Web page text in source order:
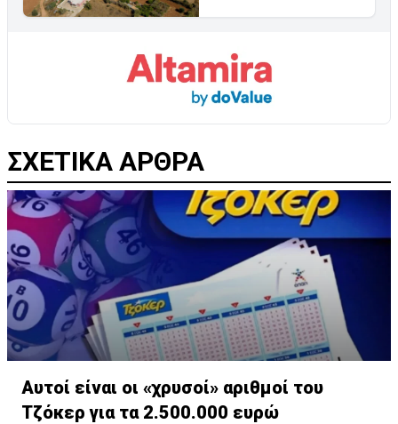
ΣΧΕΤΙΚΑ ΑΡΘΡΑ
Αυτοί είναι οι «χρυσοί» αριθμοί του
Τζόκερ για τα 2.500.000 ευρώ